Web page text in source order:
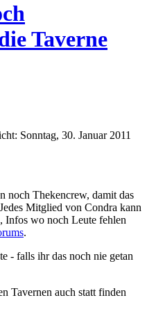
Taverne
Sonntag, 30. Januar 2011
noch Thekencrew, damit das
Mitglied von Condra kann
Infos wo noch Leute fehlen
.
- falls ihr das noch nie getan
Tavernen auch statt finden